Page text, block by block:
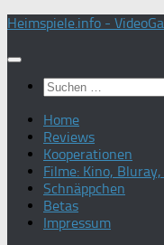
Zum
springen
Heimspiele.info -
Suchen
nach:
Home
Reviews
Kooperationen
Filme: Kino, Bluray,
Schnäppchen
Betas
Impressum